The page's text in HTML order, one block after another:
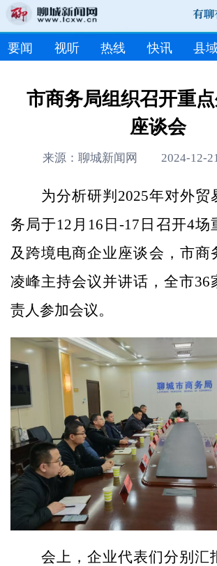
要闻 视听 热线 快讯 县
市商务局组织召开重
座谈会
来源：聊城新闻网 2024-12-
为分析研判2025年对外贸
务局于12月16日-17日召开4场
及跨境电商企业座谈会，市商
凌峰主持会议并讲话，全市36
责人参加会议。
会上，企业代表们分别汇